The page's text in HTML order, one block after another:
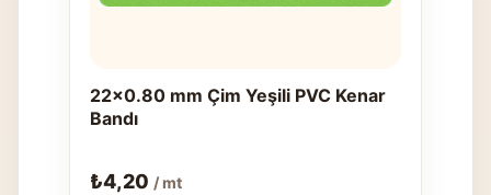
22x0.80 mm Çim Yeşili PVC Kenar
Bandı
₺4,20 / mt